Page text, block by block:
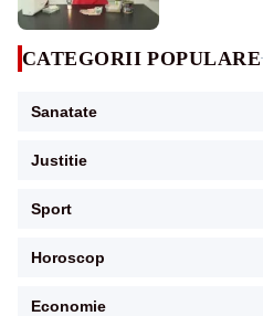
CATEGORII POPULARE
Sanatate
Justitie
Sport
Horoscop
Economie